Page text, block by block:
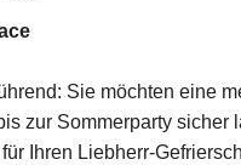
Sie möchten eine
zur Sommerparty sicher
Ihren Liebherr-